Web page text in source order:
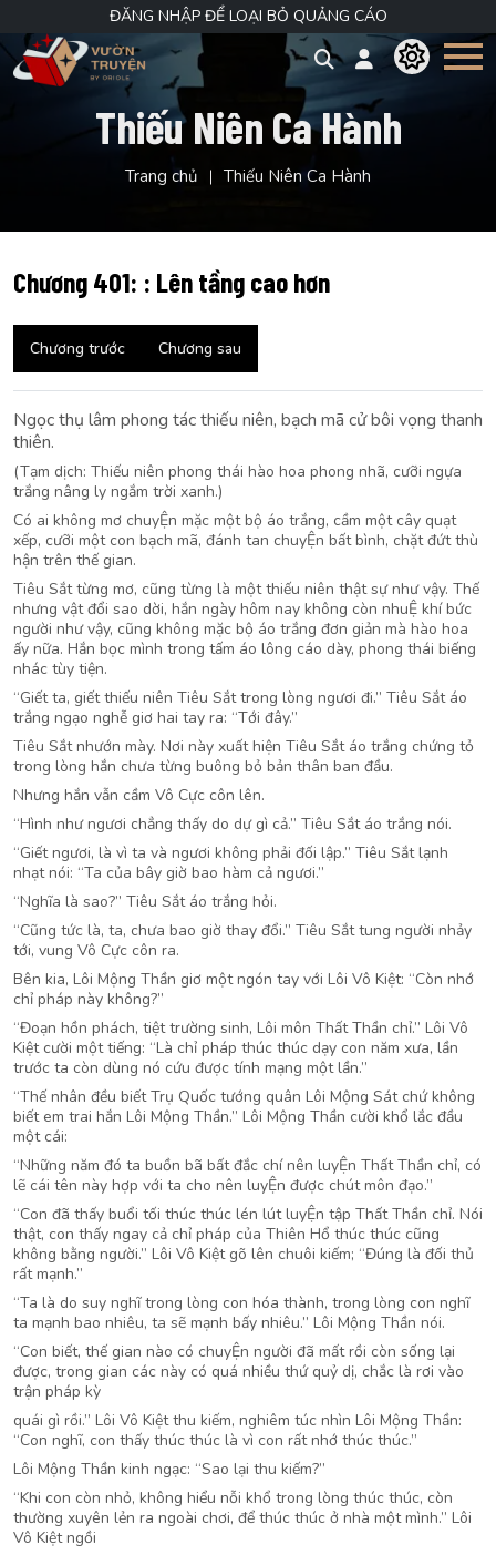
ĐĂNG NHẬP ĐỂ LOẠI BỎ QUẢNG CÁO
Thiếu Niên Ca Hành
Trang chủ Thiếu Niên Ca Hành
Chương 401: : Lên tầng cao hơn
Chương trước Chương sau
Ngọc thụ lâm phong tác thiếu niên, bạch mã cử bôi vọng thanh
thiên.
(Tạm dịch: Thiếu niên phong thái hào hoa phong nhã, cưỡi ngựa
trắng nâng ly ngắm trời xanh.)
Có ai không mơ chuyỆn mặc một bộ áo trắng, cầm một cây quạt
xếp, cưỡi một con bạch mã, đánh tan chuyỆn bất bình, chặt đứt thù
hận trên thế gian.
Tiêu Sắt từng mơ, cũng từng là một thiếu niên thật sự như vậy. Thế
nhưng vật đổi sao dời, hắn ngày hôm nay không còn nhuỆ khí bức
người như vậy, cũng không mặc bộ áo trắng đơn giản mà hào hoa
ấy nữa. Hắn bọc mình trong tấm áo lông cáo dày, phong thái biếng
nhác tùy tiện.
“Giết ta, giết thiếu niên Tiêu Sắt trong lòng ngươi đi.” Tiêu Sắt áo
trắng ngạo nghễ giơ hai tay ra: “Tới đây.”
Tiêu Sắt nhướn mày. Nơi này xuất hiện Tiêu Sắt áo trắng chứng tỏ
trong lòng hắn chưa từng buông bỏ bản thân ban đầu.
Nhưng hắn vẫn cầm Vô Cực côn lên.
“Hình như ngươi chẳng thấy do dự gì cả.” Tiêu Sắt áo trắng nói.
“Giết ngươi, là vì ta và ngươi không phải đối lập.” Tiêu Sắt lạnh
nhạt nói: “Ta của bây giờ bao hàm cả ngươi.”
“Nghĩa là sao?” Tiêu Sắt áo trắng hỏi.
“Cũng tức là, ta, chưa bao giờ thay đổi.” Tiêu Sắt tung người nhảy
tới, vung Vô Cực côn ra.
Bên kia, Lôi Mộng Thần giơ một ngón tay với Lôi Vô Kiệt: “Còn nhớ
chỉ pháp này không?”
“Đoạn hồn phách, tiệt trường sinh, Lôi môn Thất Thần chỉ.” Lôi Vô
Kiệt cười một tiếng: “Là chỉ pháp thúc thúc dạy con năm xưa, lần
trước ta còn dùng nó cứu được tính mạng một lần.”
“Thế nhân đều biết Trụ Quốc tướng quân Lôi Mộng Sát chứ không
biết em trai hắn Lôi Mộng Thần.” Lôi Mộng Thần cười khổ lắc đầu
một cái:
“Những năm đó ta buồn bã bất đắc chí nên luyỆn Thất Thần chỉ, có
lẽ cái tên này hợp với ta cho nên luyỆn được chút môn đạo.”
“Con đã thấy buổi tối thúc thúc lén lút luyỆn tập Thất Thần chỉ. Nói
thật, con thấy ngay cả chỉ pháp của Thiên Hổ thúc thúc cũng
không bằng người.” Lôi Vô Kiệt gõ lên chuôi kiếm; “Đúng là đối thủ
rất mạnh.”
“Ta là do suy nghĩ trong lòng con hóa thành, trong lòng con nghĩ
ta mạnh bao nhiêu, ta sẽ mạnh bấy nhiêu.” Lôi Mộng Thần nói.
“Con biết, thế gian nào có chuyỆn người đã mất rồi còn sống lại
được, trong gian các này có quá nhiều thứ quỷ dị, chắc là rơi vào
trận pháp kỳ
quái gì rồi.” Lôi Vô Kiệt thu kiếm, nghiêm túc nhìn Lôi Mộng Thần:
“Con nghĩ, con thấy thúc thúc là vì con rất nhớ thúc thúc.”
Lôi Mộng Thần kinh ngạc: “Sao lại thu kiếm?”
“Khi con còn nhỏ, không hiểu nỗi khổ trong lòng thúc thúc, còn
thường xuyên lẻn ra ngoài chơi, để thúc thúc ở nhà một mình.” Lôi
Vô Kiệt ngồi